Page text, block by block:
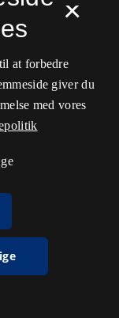
×
at forbedre
giver du
med vores